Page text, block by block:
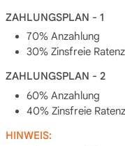
ZAHLUNGSPLAN - 1
70% Anzahlung
30% Zinsfreie
ZAHLUNGSPLAN - 2
60% Anzahlung
40% Zinsfreie
HINWEIS: